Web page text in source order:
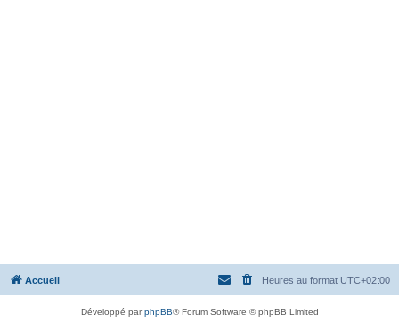
Accueil Heures au format UTC+02:00
Développé parphpBB® Forum Software © phpBB Limited